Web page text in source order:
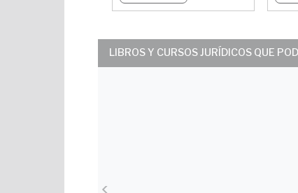
LIBROS Y CURSOS JURÍDICOS QUE